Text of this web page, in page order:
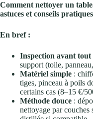
Comment nettoyer un
astuces et conseils pratiques
En bref :
Inspection avant tout
support (toile,
Matériel simple :
tiges, pinceau à poils
certains cas (8–15 €/
Méthode douce :
nettoyage par couches